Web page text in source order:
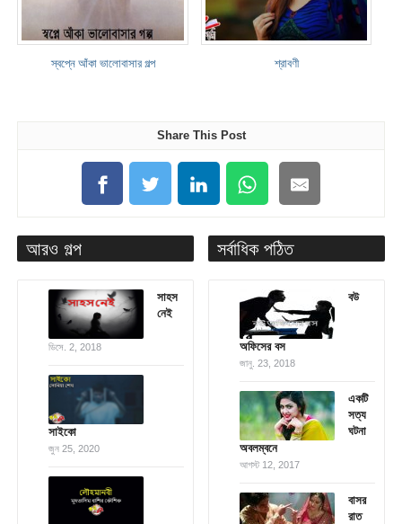
স্বপ্নে আঁকা ভালোবাসার গল্প শ্রাবণী
Share This Post
আরও গল্প
সাহস
নেই
ডিসে. 2, 2018
সাইকো
জুন 25, 2020
সর্বাধিক পঠিত
বউ
অফিসের বস
জানু. 23, 2018
একটি
সত্য
ঘটনা
অবলম্বনে
আগস্ট 12, 2017
বাসর
রাত